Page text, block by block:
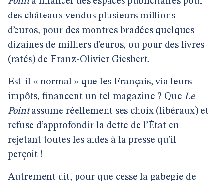
des châteaux vendus plusieurs millions
d’euros, pour des montres bradées quelques
dizaines de milliers d’euros, ou pour des livres
(ratés) de Franz-Olivier Giesbert.
Est-il « normal » que les Français, via leurs
impôts, financent un tel magazine ? Que Le
Pointassume réellement ses choix (libéraux) et
refuse d’approfondir la dette de l’État en
rejetant toutes les aides à la presse qu’il
perçoit !
Autrement dit, pour que cesse la gabegie de